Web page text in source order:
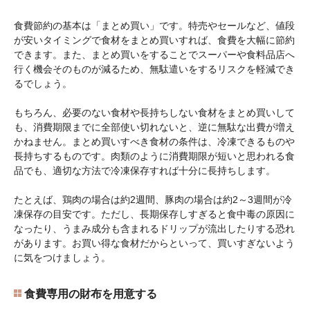
食費節約の基本は「まとめ買い」です。特売やセールなど、値段
が安いタイミングで食材をまとめ買いすれば、食費を大幅に節約
できます。また、まとめ買いをすることでスーパーや食料品店へ
行く機会そのものが減るため、無駄遣いをするリスクを軽減でき
るでしょう。
もちろん、必要のない食材や長持ちしない食材をまとめ買いして
も、消費期限までに全部使い切れないと、逆に無駄な出費が増え
かねません。まとめ買いすべき食材の条件は、冷凍できるものや
長持ちするものです。肉類のように消費期限が短いと思われる食
品でも、適切な方法で冷凍保存すれば十分に長持ちします。
たとえば、鶏肉の場合は約2週間、豚肉の場合は約2～3週間が冷
凍保存の目安です。ただし、長期保存しすぎると食中毒の原因に
なったり、うまみ成分も含まれるドリップが流出したりする恐れ
があります。お買い得な食材だからといって、買いすぎないよう
に気をつけましょう。
食費専用の財布を用意する